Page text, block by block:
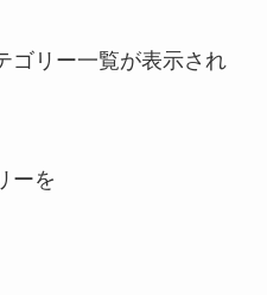
ゴリー一覧が表示され
ーを